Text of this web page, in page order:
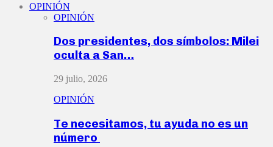
OPINIÓN
OPINIÓN
Dos presidentes, dos símbolos: Milei
oculta a San…
29 julio, 2026
OPINIÓN
Te necesitamos, tu ayuda no es un
número